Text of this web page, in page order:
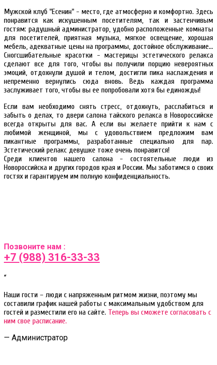
Мужской клуб "Есенин" - место, где атмосферно и комфортно. Здесь
понравится как искушенным посетителям, так и застенчивым
гостям: радушный администратор, удобно расположенные комнаты
для посетителей, приятная музыка, мягкое освещение, хорошая
мебель, адекватные цены на программы, достойное обслуживание…
Сногсшибательные красотки - мастерицы эстетического релакса
сделают все для того, чтобы вы получили порцию невероятных
эмоций, отдохнули душой и телом, достигли пика наслаждения и
непременно вернулись сюда вновь. Ведь каждая программа
заслуживает того, чтобы вы ее попробовали хотя бы единожды!
Если вам необходимо снять стресс, отдохнуть, расслабиться и
забыть о делах, то двери салона тайского релакса в Новороссийске
всегда открыты для вас. А если вы желаете прийти к нам с
любимой женщиной, мы с удовольствием предложим вам
пикантные программы, разработанные специально для пар.
Эстетический релакс девушке тоже очень понравится!
Среди клиентов нашего салона - состоятельные люди из
Новороссийска и других городов края и России. Мы заботимся о своих
гостях и гарантируем им полную конфиденциальность.
Позвоните нам :
+7 (988) 316-33-33
“
Наши гости – люди с напряженным ритмом жизни, поэтому мы
составили график нашей работы с максимальным удобством для
гостей и разместили его на сайте. Теперь вы сможете согласовать с
ним свое расписание.
— Администратор